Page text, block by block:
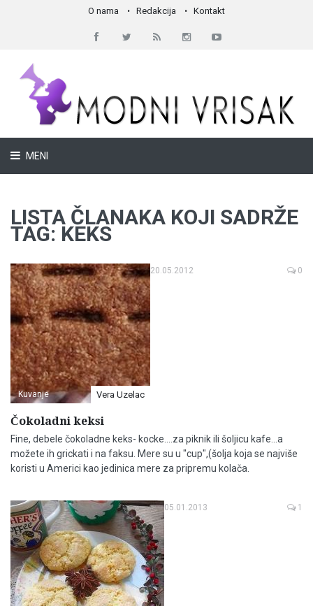
O nama Redakcija Kontakt
MENI
LISTA ČLANAKA KOJI SADRŽE
TAG: KEKS
Kuvanje Vera Uzelac
20.05.2012 0
Čokoladni keksi
Fine, debele čokoladne keks- kocke....za piknik ili šoljicu kafe...a
možete ih grickati i na faksu. Mere su u "cup",(šolja koja se najviše
koristi u Americi kao jedinica mere za pripremu kolača.
05.01.2013 1